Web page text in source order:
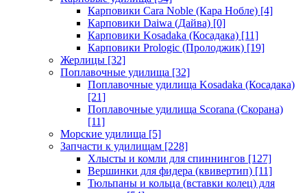
Карповики Cara Noble (Кара Нобле) [4]
Карповики Daiwa (Дайва) [0]
Карповики Kosadaka (Косадака) [11]
Карповики Prologic (Пролоджик) [19]
Жерлицы [32]
Поплавочные удилища [32]
Поплавочные удилища Kosadaka (Косадака)
[21]
Поплавочные удилища Scorana (Скорана)
[11]
Морские удилища [5]
Запчасти к удилищам [228]
Хлысты и комли для спиннингов [127]
Вершинки для фидера (квивертип) [11]
Тюльпаны и кольца (вставки колец) для